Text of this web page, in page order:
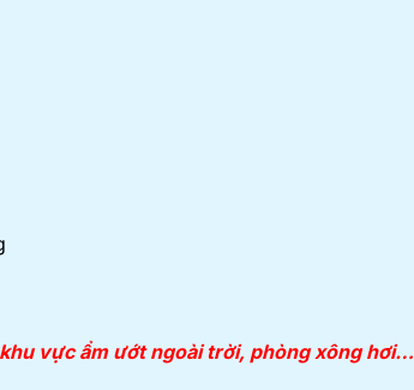
vực ẩm ướt ngoài trời, phòng xông hơi…